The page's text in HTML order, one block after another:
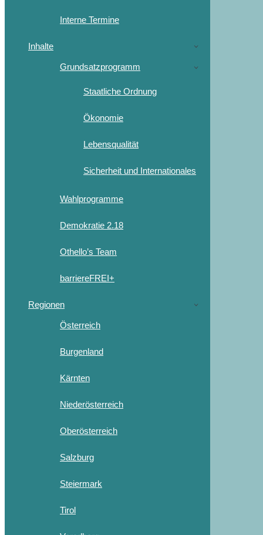
Interne Termine
Inhalte
Grundsatzprogramm
Staatliche Ordnung
Ökonomie
Lebensqualität
Sicherheit und Internationales
Wahlprogramme
Demokratie 2.18
Othello’s Team
barriereFREI+
Regionen
Österreich
Burgenland
Kärnten
Niederösterreich
Oberösterreich
Salzburg
Steiermark
Tirol